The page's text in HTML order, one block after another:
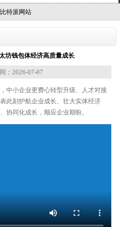
比特派网站
坊钱包体经济高质量成长
：2026-07-07
中小企业更费心转型升级、人才对接
此刻护航企业成长、壮大实体经济
协同化成长，顺应企业期盼。